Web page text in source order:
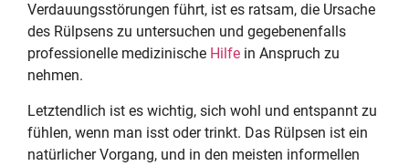
Verdauungsstörungen führt, ist es ratsam, die Ursache
des Rülpsens zu untersuchen und gegebenenfalls
professionelle medizinische Hilfe in Anspruch zu
nehmen.
Letztendlich ist es wichtig, sich wohl und entspannt zu
fühlen, wenn man isst oder trinkt. Das Rülpsen ist ein
natürlicher Vorgang, und in den meisten informellen